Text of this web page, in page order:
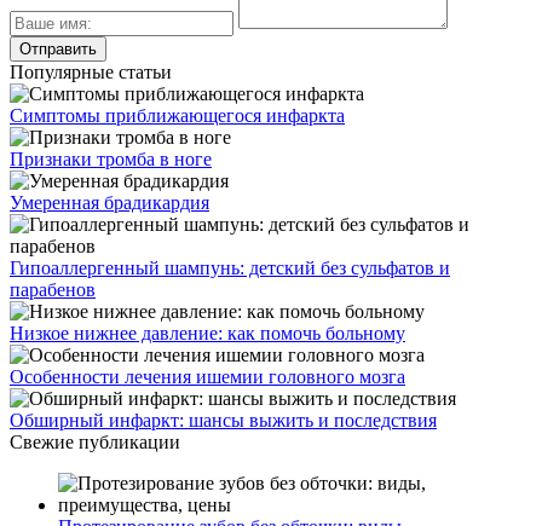
Популярные статьи
Симптомы приближающегося инфаркта
Признаки тромба в ноге
Умеренная брадикардия
Гипоаллергенный шампунь: детский без сульфатов и
парабенов
Низкое нижнее давление: как помочь больному
Особенности лечения ишемии головного мозга
Обширный инфаркт: шансы выжить и последствия
Свежие публикации